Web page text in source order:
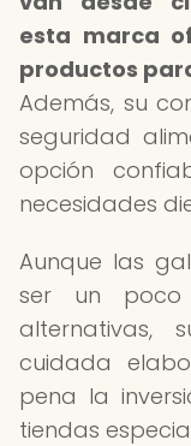
esta marca
productos
Además, su
seguridad
opción
necesidades
Aunque las
ser un poco
alternativas,
cuidada
pena la
tiendas